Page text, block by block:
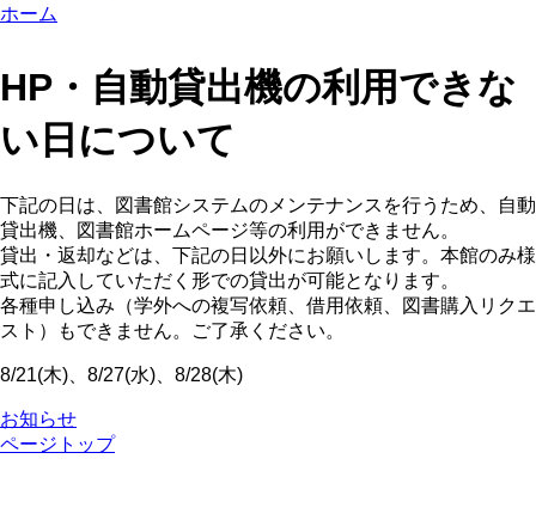
ホーム
HP・自動貸出機の利用できな
い日について
下記の日は、図書館システムのメンテナンスを行うため、自動
貸出機、図書館ホームページ等の利用ができません。
貸出・返却などは、下記の日以外にお願いします。本館のみ様
式に記入していただく形での貸出が可能となります。
各種申し込み（学外への複写依頼、借用依頼、図書購入リクエ
スト）もできません。ご了承ください。
8/21(木)、8/27(水)、8/28(木)
お知らせ
ページトップ